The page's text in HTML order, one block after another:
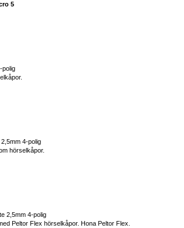
5
polig
4-polig
hörselkåpor.
2,5mm 4-polig
Peltor Flex hörselkåpor. Hona Peltor Flex.